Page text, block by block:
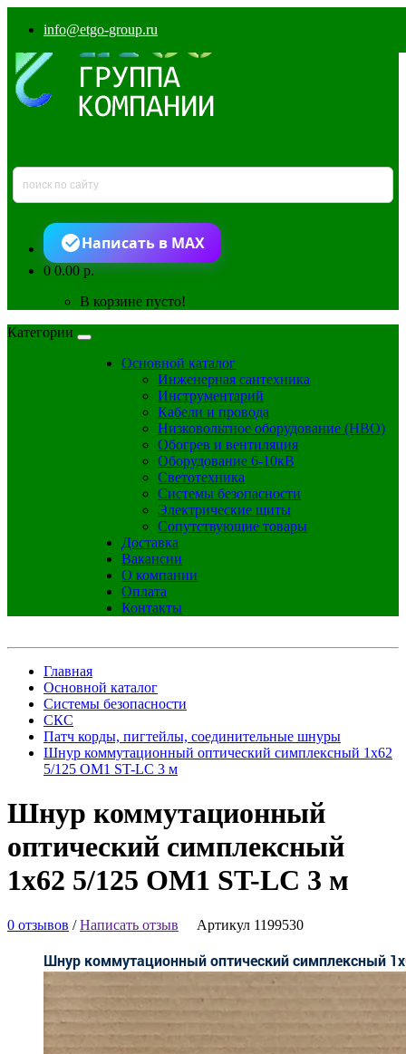
info@etgo-group.ru
Написать в MAX
00.00 р.
В корзине пусто!
Категории
Основной каталог
Инженерная сантехника
Инструментарий
Кабели и провода
Низковольтное оборудование (НВО)
Обогрев и вентиляция
Оборудование 6-10кВ
Светотехника
Системы безопасности
Электрические щиты
Сопутствующие товары
Доставка
Вакансии
О компании
Оплата
Контакты
Главная
Основной каталог
Системы безопасности
СКС
Патч корды, пигтейлы, соединительные шнуры
Шнур коммутационный оптический симплексный 1х62
5/125 OM1 ST-LC 3 м
Шнур коммутационный
оптический симплексный
1х62 5/125 OM1 ST-LC 3 м
0 отзывов /Написать отзыв Артикул 1199530